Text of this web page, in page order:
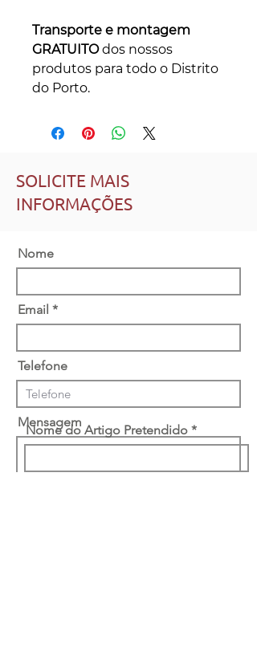
Transporte e montagem
GRATUITOdos nossos
produtos para todo o Distrito
do Porto.
SOLICITE MAIS
INFORMAÇÕES
Nome
Email
Telefone
Mensagem
Nome do Artigo Pretendido